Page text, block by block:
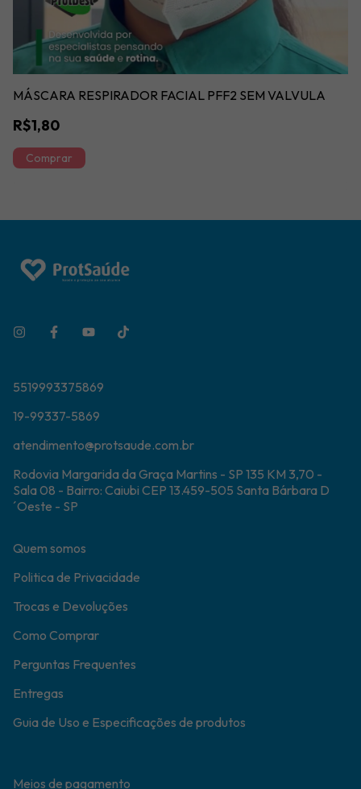
MÁSCARA RESPIRADOR FACIAL PFF2 SEM VALVULA
R$1,80
5519993375869
19-99337-5869
atendimento@protsaude.com.br
Rodovia Margarida da Graça Martins - SP 135 KM 3,70 -
Sala 08 - Bairro: Caiubi CEP 13.459-505 Santa Bárbara D
´Oeste - SP
Quem somos
Politica de Privacidade
Trocas e Devoluções
Como Comprar
Perguntas Frequentes
Entregas
Guia de Uso e Especificações de produtos
Meios de pagamento